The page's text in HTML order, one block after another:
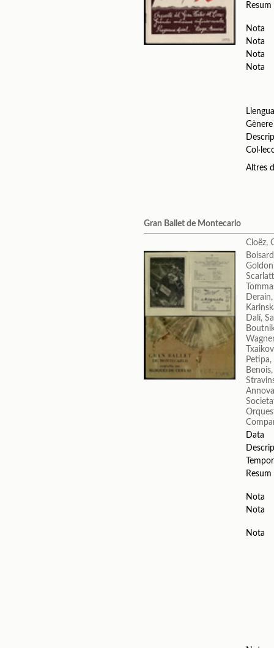
Resum
Nota
Nota
Nota
Nota
Gènere
Altres
Gran Ballet de Montecarlo
Cloëz,
Dalí,
Data
Resum
Nota
Nota
Nota